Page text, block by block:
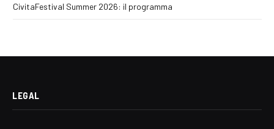
CivitaFestival Summer 2026: il programma
LEGAL